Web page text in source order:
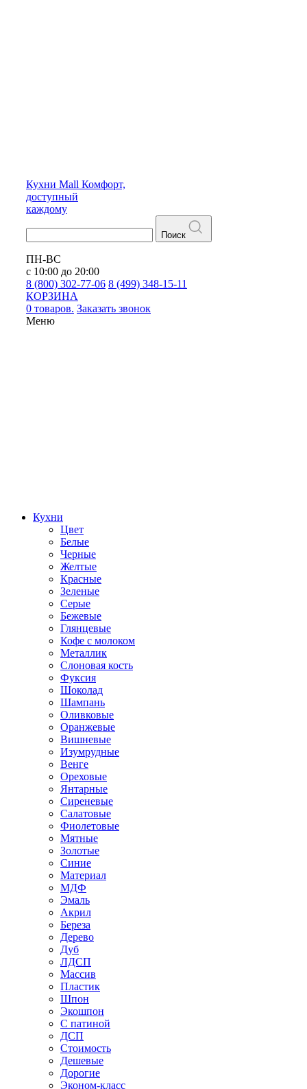
Кухни Mall Комфорт,
доступный
каждому
Поиск
ПН-ВС
с 10:00 до 20:00
8 (800) 302-77-06 8 (499) 348-15-11
КОРЗИНА
0 товаров. Заказать звонок
Меню
Кухни
Цвет
Белые
Черные
Желтые
Красные
Зеленые
Серые
Бежевые
Глянцевые
Кофе с молоком
Металлик
Слоновая кость
Фуксия
Шоколад
Шампань
Оливковые
Оранжевые
Вишневые
Изумрудные
Венге
Ореховые
Янтарные
Сиреневые
Салатовые
Фиолетовые
Мятные
Золотые
Синие
Материал
МДФ
Эмаль
Акрил
Береза
Дерево
Дуб
ЛДСП
Массив
Пластик
Шпон
Экошпон
С патиной
ДСП
Стоимость
Дешевые
Дорогие
Эконом-класс